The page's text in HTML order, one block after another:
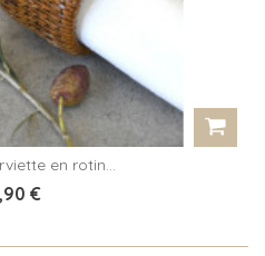
en rotin...
€